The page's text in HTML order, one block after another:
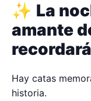
✨ La
amante
recordará
Hay catas
historia.